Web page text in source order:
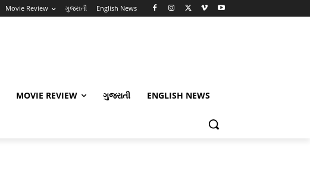
Movie Review ગુજરાતી English News
MOVIE REVIEW ગુજરાતી ENGLISH NEWS